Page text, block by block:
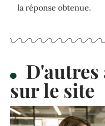
la réponse obtenue.
sur le site